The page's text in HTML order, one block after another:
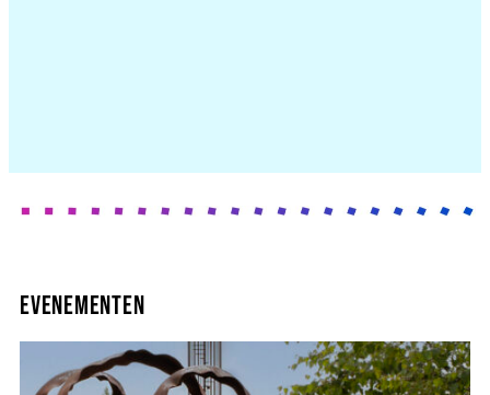
Evenementen